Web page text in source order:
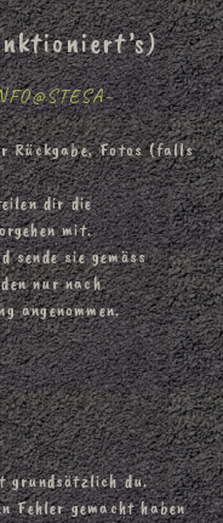
Rückgabe, Fotos (falls
dir die
mit.
sende sie gemäss
nur nach
angenommen.
grundsätzlich du.
Fehler gemacht haben